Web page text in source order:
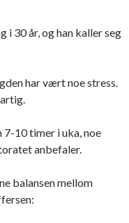
i 30 år, og han kaller seg
har vært noe stress.
7-10 timer i uka, noe
anbefaler.
balansen mellom